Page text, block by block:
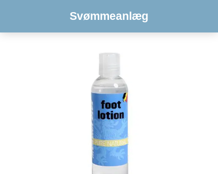
Svømmeanlæg